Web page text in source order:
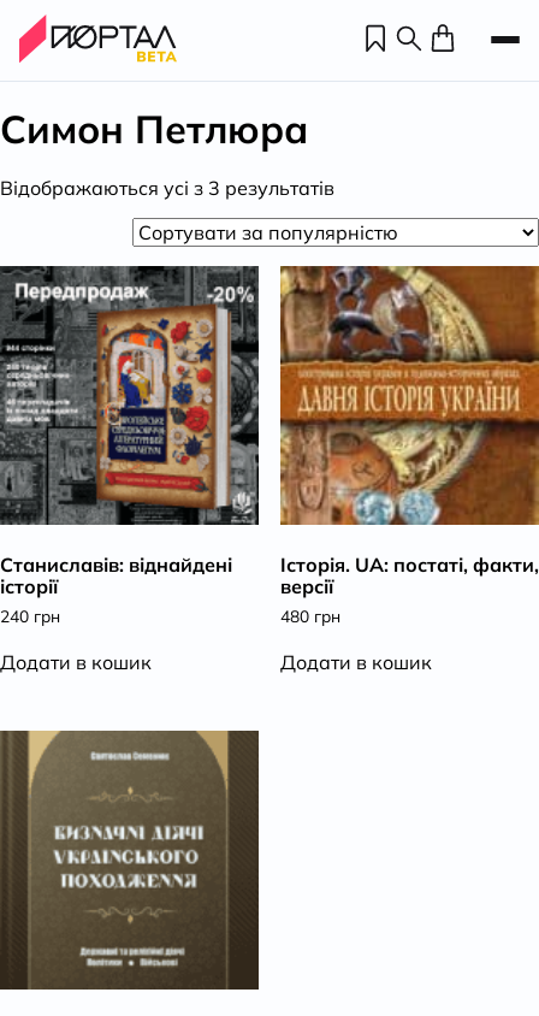
Симон Петлюра
Відображаються усі з 3 результатівВідсортовано
популярністю
Станиславів: віднайдені
історії
240 грн
Додати в кошик
Історія. UA: постаті, факти,
версії
480 грн
Додати в кошик